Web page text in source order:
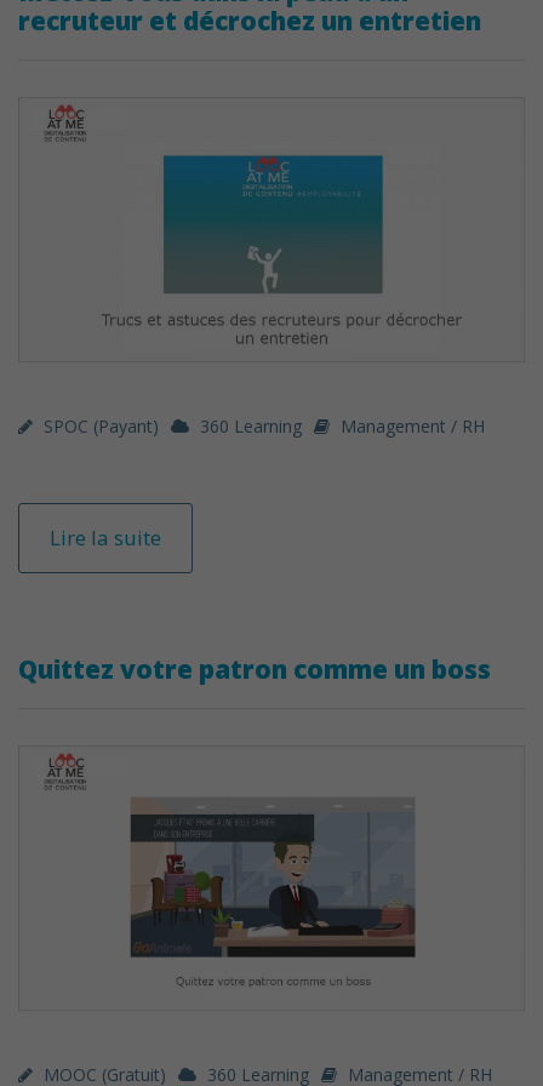
recruteur et décrochez un entretien
SPOC (payant) 360 Learning Management / RH
Lire la suite
Quittez votre patron comme un boss
MOOC (gratuit) 360 Learning Management / RH